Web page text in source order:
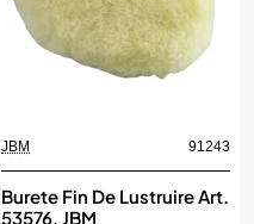
JBM 91243
Burete Fin De Lustruire Art.
53576, JBM